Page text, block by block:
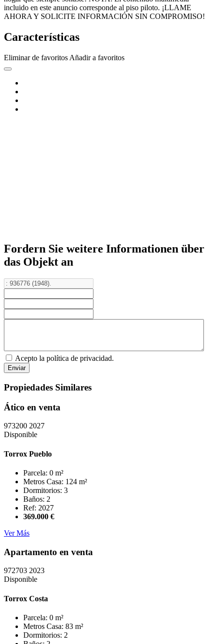
incluido en este anuncio corresponde al piso piloto. ¡LLAME
AHORA Y SOLICITE INFORMACIÓN SIN COMPROMISO!
Características
Eliminar de favoritos Añadir a favoritos
Fordern Sie weitere Informationen über
das Objekt an
Acepto la política de privacidad.
Propiedades Similares
Ático en venta
973200 2027
Disponible
Torrox Pueblo
Parcela: 0 m²
Metros Casa: 124 m²
Dormitorios: 3
Baños: 2
Ref: 2027
369.000 €
Ver Más
Apartamento en venta
972703 2023
Disponible
Torrox Costa
Parcela: 0 m²
Metros Casa: 83 m²
Dormitorios: 2